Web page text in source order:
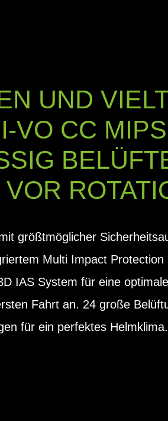
UND
VO CC
größtmöglicher
Multi Impact
IAS System für eine
Fahrt an. 24 große
für ein perfektes